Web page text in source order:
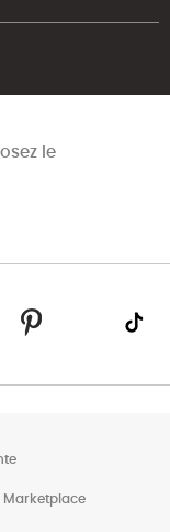
le
Marketplace